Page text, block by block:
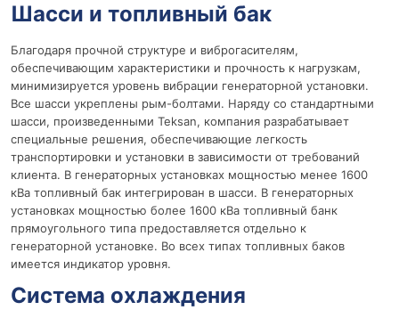
Шасси и топливный бак
Благодаря прочной структуре и виброгасителям,
обеспечивающим характеристики и прочность к нагрузкам,
минимизируется уровень вибрации генераторной установки.
Все шасси укреплены рым-болтами. Наряду со стандартными
шасси, произведенными Teksan, компания разрабатывает
специальные решения, обеспечивающие легкость
транспортировки и установки в зависимости от требований
клиента. В генераторных установках мощностью менее 1600
кВа топливный бак интегрирован в шасси. В генераторных
установках мощностью более 1600 кВа топливный банк
прямоугольного типа предоставляется отдельно к
генераторной установке. Во всех типах топливных баков
имеется индикатор уровня.
Система охлаждения